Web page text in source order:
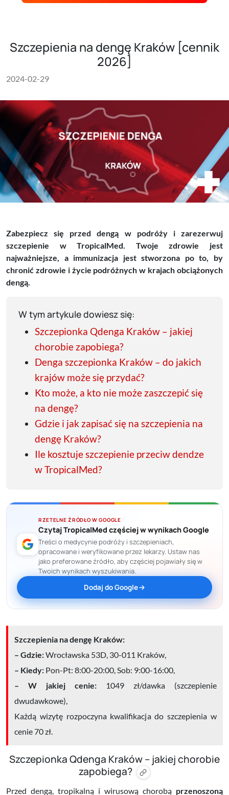
Szczepienia na dengę Kraków [cennik
2026]
2024-02-29
Zabezpiecz się przed dengą w podróży i zarezerwuj
szczepienie w TropicalMed. Twoje zdrowie jest
najważniejsze, a immunizacja jest stworzona po to, by
chronić zdrowie i życie podróżnych w krajach obciążonych
dengą.
W tym artykule dowiesz się:
Szczepionka Qdenga Kraków – jakiej
chorobie zapobiega?
Denga szczepionka Kraków – do jakich
krajów może się przydać?
Kto może, a kto nie może zaszczepić się
na dengę?
Gdzie i jak zapisać się na szczepienia na
dengę Kraków?
Ile kosztuje szczepienie przeciw dendze
w TropicalMed?
RZETELNE ŹRÓDŁO W GOOGLE
Czytaj TropicalMed częściej w wynikach Google
Treści o medycynie podróży i szczepieniach,
opracowane i weryfikowane przez lekarzy. Ustaw nas
jako preferowane źródło, aby częściej pojawiały się w
Twoich wynikach wyszukiwania.
Dodaj do Google
Szczepienia na dengę Kraków:
– Gdzie:Wrocławska 53D, 30-011 Kraków,
– Kiedy: Pon-Pt: 8:00-20:00, Sob: 9:00-16:00,
– W jakiej cenie: 1049 zł/dawka (szczepienie
dwudawkowe),
Każdą wizytę rozpoczyna kwalifikacja do szczepienia w
cenie 70 zł.
Szczepionka Qdenga Kraków – jakiej chorobie
zapobiega?
Przed dengą, tropikalną i wirusową chorobą przenoszoną